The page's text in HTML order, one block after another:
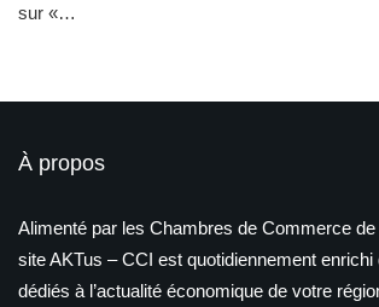
sur «…
À propos
Alimenté par les Chambres de Commerce de
site AKTus – CCI est quotidiennement enrichi
dédiés à l’actualité économique de votre